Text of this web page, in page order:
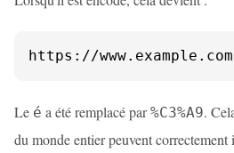
https://www.example.com/
Le é a été remplacé par%C3%A9.
du monde entier peuvent correctement